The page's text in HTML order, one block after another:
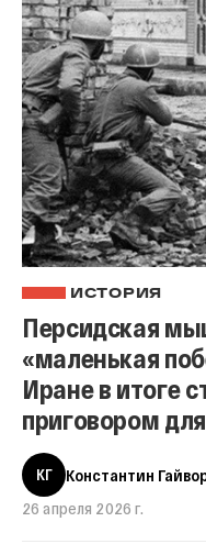
ИСТОРИЯ
Персидская
«маленькая
Иране в итоге
приговором
КГ
Константин
26 апреля 2026 г.